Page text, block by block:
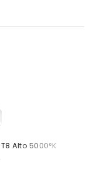
Alto 5000°K